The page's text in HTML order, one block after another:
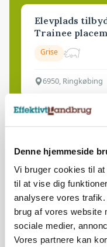
Denne hjemmeside
Vi bruger cookies til
til at vise dig
analysere vores
brug af vores website
sociale medier,
Vores partnere kan
Elevplads
Trainee
Grise
6950, Ringkøbing
Anlæg Kloak
4690, Haslev
Maskinstation